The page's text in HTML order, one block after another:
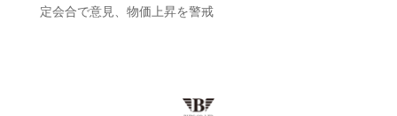
定会合で意見、物価上昇を警戒